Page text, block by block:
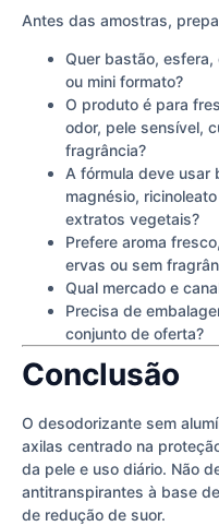
Antes das amostras,
Quer bastão,
ou mini formato?
O produto é para
odor, pele sensível,
fragrância?
A fórmula deve usar
magnésio,
extratos vegetais?
Prefere aroma
ervas ou sem
Qual mercado e
Precisa de
conjunto de oferta?
Conclusão
O desodorizante sem
axilas centrado na
da pele e uso diário. Não
antitranspirantes à base
de redução de suor.